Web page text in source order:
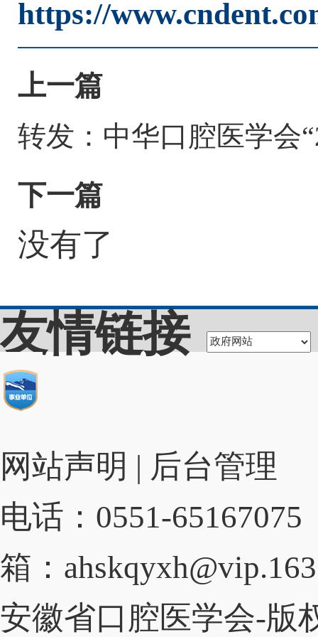
https://
上一篇
转发：中华口腔医学会
下一篇
没有了
友情链接
网站声明 | 后台管理
电话：0551-
箱：
安徽省口腔医学会-